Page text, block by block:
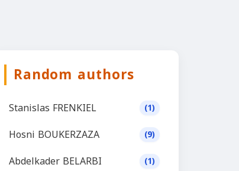
Random authors
Stanislas FRENKIEL (1)
Hosni BOUKERZAZA (9)
Abdelkader BELARBI (1)